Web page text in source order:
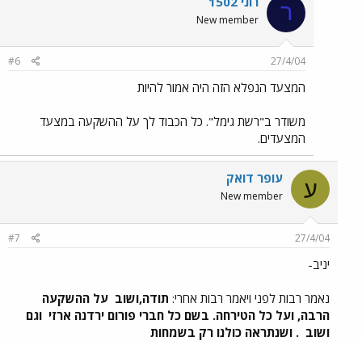
ר New member
27/4/04
#6
המצעד הנפלא הזה היה אמור להיות
משודר ב"רשת גימל". כל הכבוד לך על ההשקעה במצעד
המצעדים.
ע עופר דואק
New member
27/4/04
#7
יניב-
נאמר רבות לפני ויאמר רבות אחרי: תודה,ושוב על ההשקעה
הרבה, ועל כל הטירחה. בשם כל חברי פורום ירדנה ארזי וגם
ושוב . ושנתראה כולנו רק בשמחות